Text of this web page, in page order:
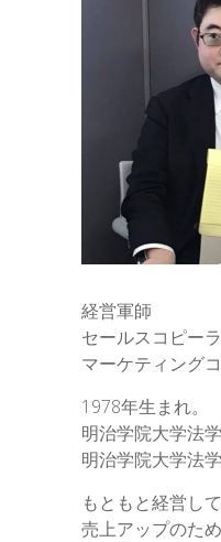
経営軍師
セールスコピー
マーケティング
1978年生まれ。
明治学院大学法
明治学院大学法
もともと経営し
売上アップのた